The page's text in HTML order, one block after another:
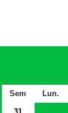
Sem Lun.